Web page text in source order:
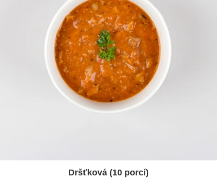
Dršťková (10 porcí)